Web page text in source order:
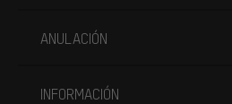
ANULACIÓN
INFORMACIÓN